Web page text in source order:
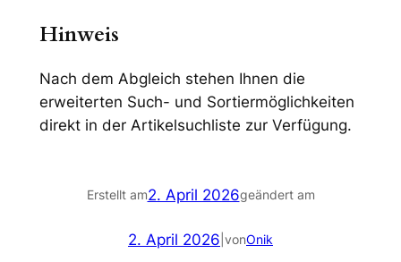
Hinweis
Nach dem Abgleich stehen Ihnen die
erweiterten Such- und Sortiermöglichkeiten
direkt in der Artikelsuchliste zur Verfügung.
Erstellt am2. April 2026geändert am
2. April 2026 vonOnik